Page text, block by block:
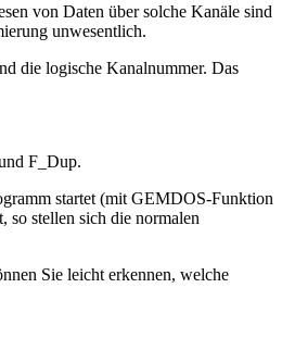
von Daten über solche Kanäle sind
unwesentlich.
die logische Kanalnummer. Das
F_Dup.
startet (mit GEMDOS-Funktion
so stellen sich die normalen
Sie leicht erkennen, welche